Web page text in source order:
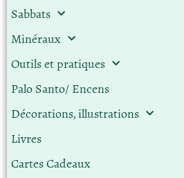
Sabbats
Minéraux
Outils et pratiques
Palo Santo/ Encens
Décorations, illustrations
Livres
Cartes Cadeaux